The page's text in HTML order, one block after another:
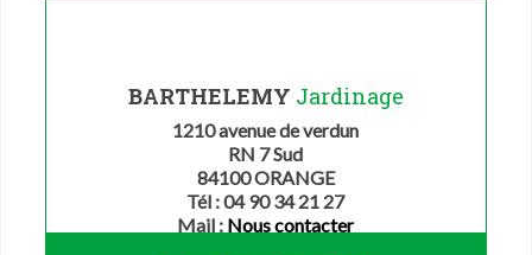
BARTHELEMY Jardinage
1210 avenue de verdun
RN 7 Sud
84100 ORANGE
Tél : 04 90 34 21 27
Mail : Nous contacter